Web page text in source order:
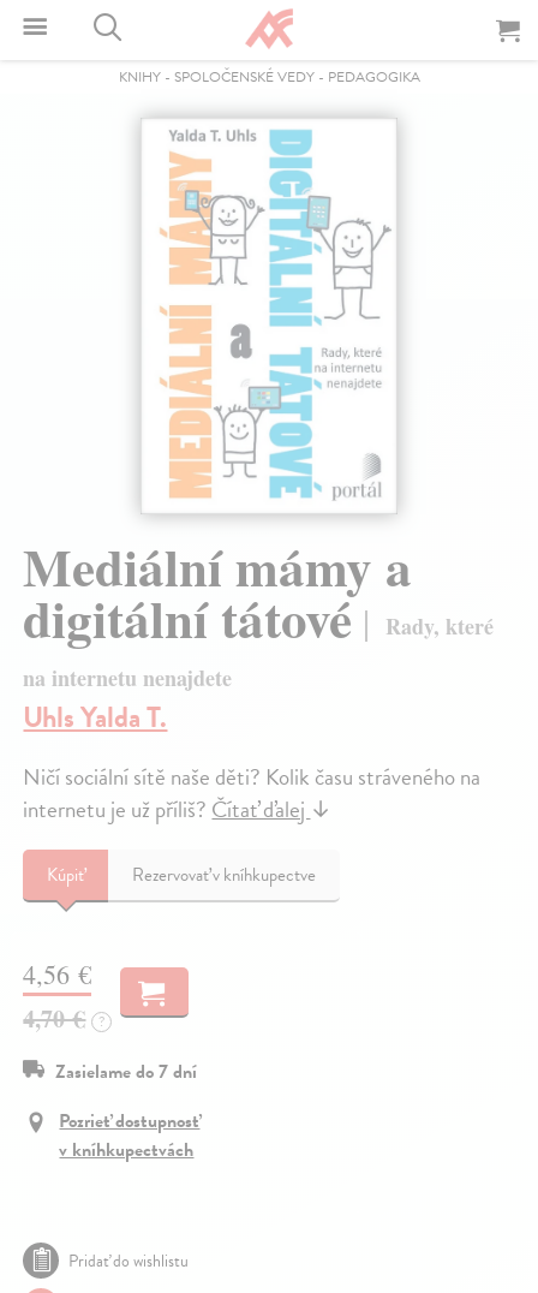
KNIHY- SPOLOČENSKÉ VEDY- PEDAGOGIKA
Mediální mámy a
digitální tátové
Rady, které
na internetu nenajdete
Uhls Yalda T.
Ničí sociální sítě naše děti? Kolik času stráveného na
internetu je už příliš?Čítať ďalej↓
Kúpiť Rezervovať v kníhkupectve
4,56 €
4,70 € ?
Zasielame do 7 dní
Pozrieť dostupnosť
v kníhkupectvách
Pridať do wishlistu